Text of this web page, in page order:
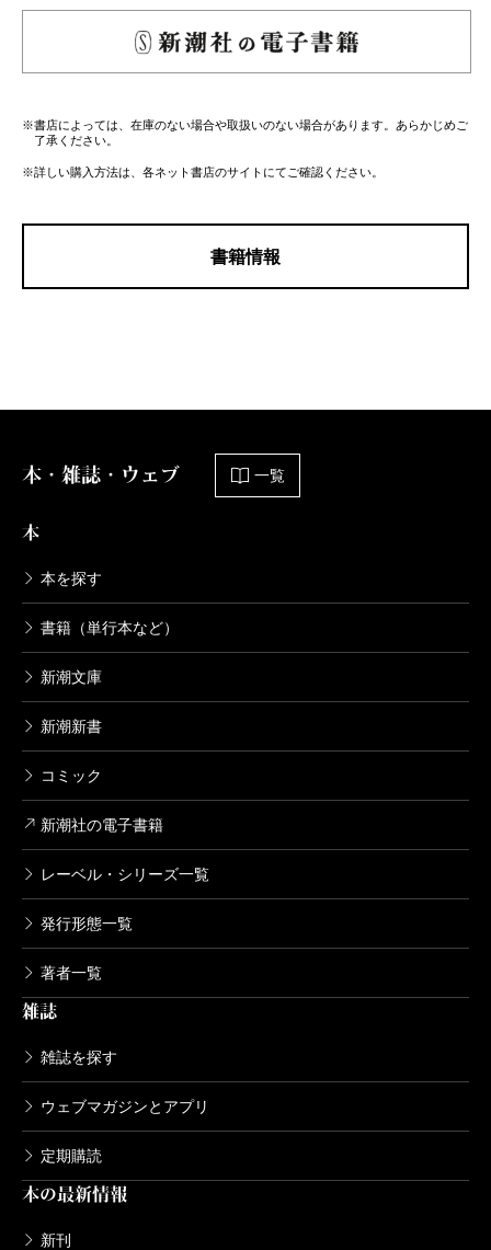
※書店によっては、在庫のない場合や取扱いのない場合があります。あらかじめご
了承ください。
※詳しい購入方法は、各ネット書店のサイトにてご確認ください。
書籍情報
本・雑誌・ウェブ 一覧
本
本を探す
書籍（単行本など）
新潮文庫
新潮新書
コミック
新潮社の電子書籍
レーベル・シリーズ一覧
発行形態一覧
著者一覧
雑誌
雑誌を探す
ウェブマガジンとアプリ
定期購読
本の最新情報
新刊